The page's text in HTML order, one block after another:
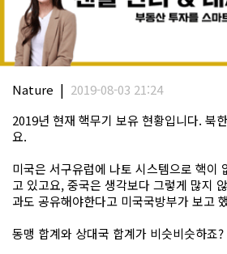
Nature | 2019-08-03 21:24
2019년 현재 핵무기 보유 현황입니다. 북
요.
미국은 서구유럽에 나토 시스템으로 핵이
고 있고요, 중국은 생각보다 그렇게 많지
과도 공유해야한다고 미국국방부가 보고
동맹 합계와 상대국 합계가 비슷비슷하죠?